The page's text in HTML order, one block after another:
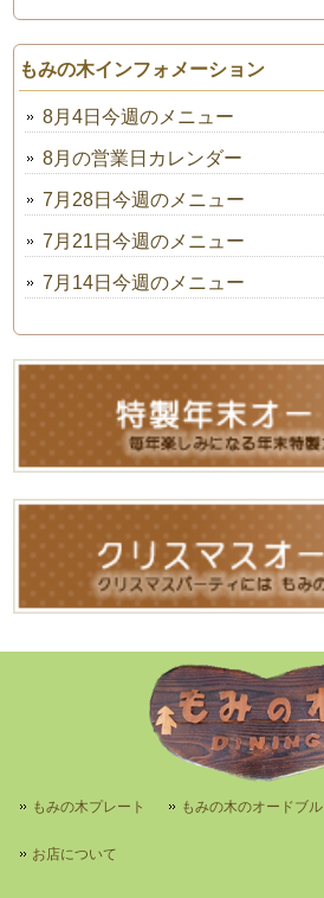
もみの木インフォメーション
8月4日今週のメニュー
8月の営業日カレンダー
7月28日今週のメニュー
7月21日今週のメニュー
7月14日今週のメニュー
もみの木プレート もみの木のオードブル
お店について